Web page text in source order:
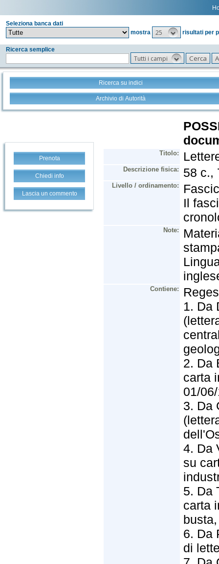
Seleziona banca dati
mostra
25 risultati per
Ricerca semplice
Tutti i campi
Ricerca su indici
Archivio di Autorità
Prenota
Chiedi info
Lascia un commento